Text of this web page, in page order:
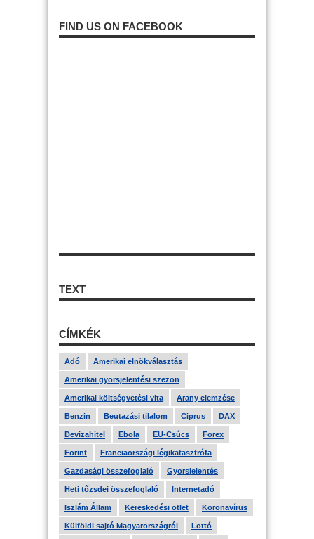
FIND US ON FACEBOOK
TEXT
CÍMKÉK
Adó Amerikai elnökválasztás
Amerikai gyorsjelentési szezon
Amerikai költségvetési vita Arany elemzése
Benzin Beutazási tilalom Ciprus DAX
Devizahitel Ebola EU-Csúcs Forex
Forint Franciaországi légikatasztrófa
Gazdasági összefoglaló Gyorsjelentés
Heti tőzsdei összefoglaló Internetadó
Iszlám Állam Kereskedési ötlet Koronavírus
Külföldi sajtó Magyarországról Lottó